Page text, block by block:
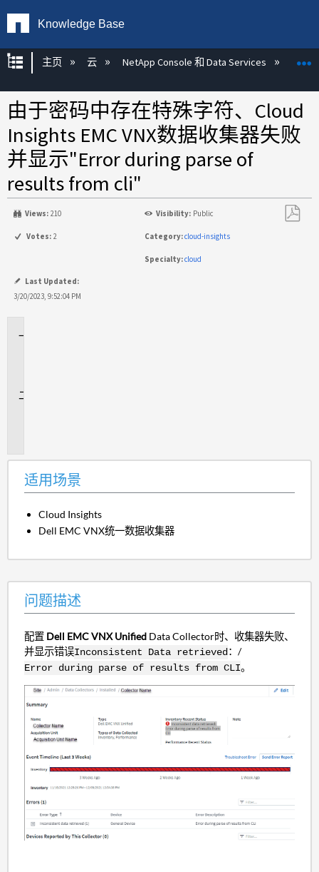
Knowledge Base
扩展/隐缩全局层次
主页 云 NetApp Console 和 Data Services
由于密码中存在特殊字符、Cloud
Insights EMC VNX数据收集器失败
并显示"Error during parse of
results from cli"
Views: 210 Visibility: Public
Votes: 2 Category:cloud-insights
Specialty:cloud
Last Updated:
3/20/2023, 9:52:04 PM
适用场景
Cloud Insights
Dell EMC VNX统一数据收集器
问题描述
配置 Dell EMC VNX UnifiedData Collector时、收集器失败、
并显示错误Inconsistent Data retrieved：/
Error during parse of results from CLI。